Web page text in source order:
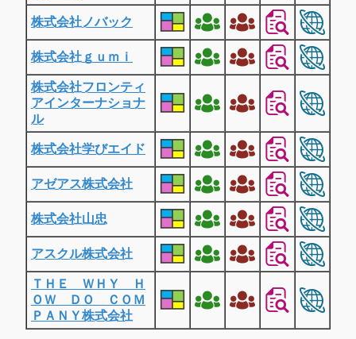
株式会社ノバック
株式会社ｇｕｍｉ
株式会社フロンティ
アインターナショナ
ル
株式会社学びエイド
アゼアス株式会社
株式会社山忠
アスクル株式会社
ＴＨＥ ＷＨＹ Ｈ
ＯＷ ＤＯ ＣＯＭ
ＰＡＮＹ株式会社